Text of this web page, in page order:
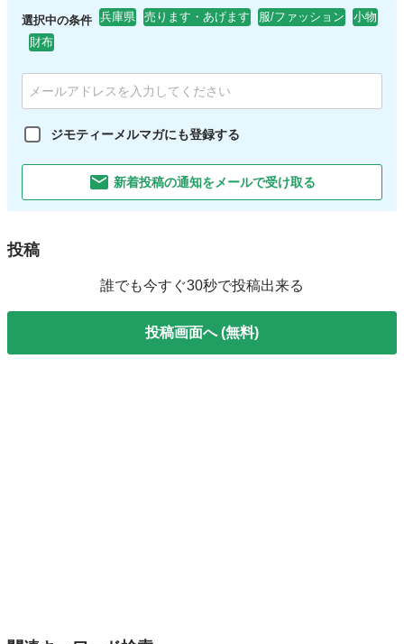
選択中の条件 兵庫県 売ります・あげます 服/ファッション
小物
財布
ジモティーメルマガにも登録する
新着投稿の通知をメールで受け取る
投稿
誰でも今すぐ30秒で投稿出来る
投稿画面へ (無料)